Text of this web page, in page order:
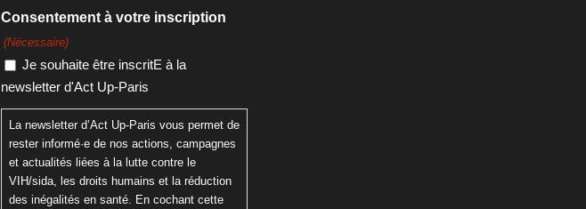
Consentement à votre inscription
(Nécessaire)
Je souhaite être inscritE à la
newsletter d'Act Up-Paris
La newsletter d’Act Up-Paris vous permet de
rester informé·e de nos actions, campagnes
et actualités liées à la lutte contre le
VIH/sida, les droits humains et la réduction
des inégalités en santé. En cochant cette